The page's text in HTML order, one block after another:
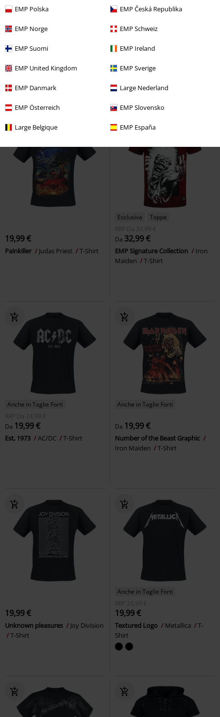
EMP Polska EMP Česká Republika
EMP Norge EMP Schweiz
EMP Suomi EMP Ireland
EMP United Kingdom EMP Sverige
EMP Danmark Large Nederland
EMP Österreich EMP Slovensko
Large Belgique EMP España
Quasi esaurito
Da 19,99 €
Black Cat
Anche in Taglie Forti
Da30,99 €
Dicke Titten
Shirt
19,99 €
Painkiller Judas Priest T-Shirt
Esclusiva
Toppe
RRP
Da
39,99 €
Da 32,99 €
EMP Signature Collection
Iron
Maiden
T-Shirt
Anche in Taglie Forti
RRP
Da 24,99 €
Da 19,99 €
Est, 1973 AC/DC T-Shirt
Anche in Taglie Forti
Da 19,99 €
Number of the Beast Graphic
Iron Maiden
T-Shirt
19,99 €
Unknown pleasures
Joy Division
T-Shirt
Anche in Taglie Forti
RRP
24,99 €
19,99 €
Textured Logo Metallica
T-
Shirt